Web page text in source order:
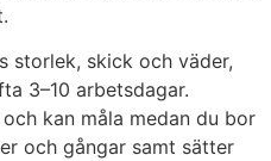
storlek, skick och väder,
3–10 arbetsdagar.
kan måla medan du bor
och gångar samt sätter